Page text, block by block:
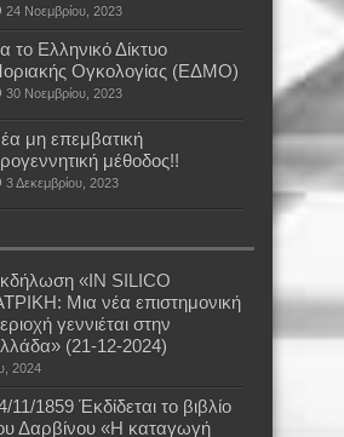
24 Νοεμβρίου, 2023
το Ελληνικό Δίκτυο
Ογκολογίας (ΕΔΜΟ)
30 Νοεμβρίου, 2023
μη επεμβατική
μέθοδος!!
3 Δεκεμβρίου, 2023
«IN SILICO
Μια νέα επιστημονική
γεννιέται στην
(21-12-2024)
2024
11/1859 Έκδίδεται το βιβλίο
Δαρβίνου «Η καταγωγή